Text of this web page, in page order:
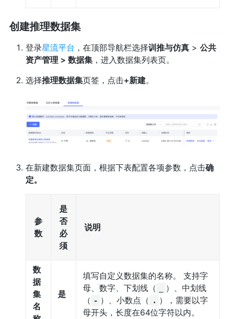
创建推理数据集
登录星流平台 ，在顶部导航栏选择训推与仿真> 公共
资产管理 > 数据集，进入数据集列表页。
选择推理数据集页签，点击+新建。
在新建数据集页面，根据下表配置各项参数，点击确
定。
参
数
是
否
必
须
说明
数
据
集
名
是
填写自定义数据集的名称。 支持字
母、数字、下划线（
）、中划线
（ - ）、小数点（ . ），需要以字
母开头，长度在64位字符以内。